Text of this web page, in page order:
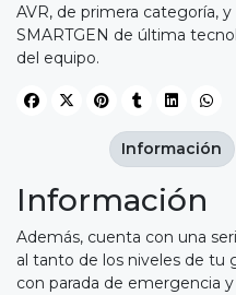
AVR, de primera categoría,
SMARTGEN de última
del equipo.
Información
Además, cuenta con una
al tanto de los niveles de tu
con parada de emergencia
Información